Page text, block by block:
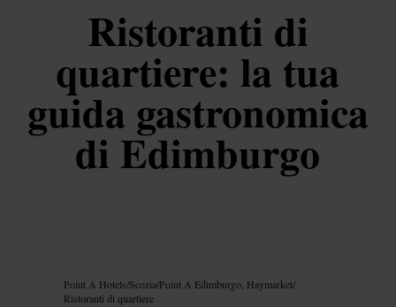
Ristoranti di
quartiere: la tua
guida gastronomica
di Edimburgo
Point A Hotels/Scozia/Point A Edimburgo, Haymarket/
Ristoranti di quartiere